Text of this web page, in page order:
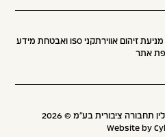
מניעת זיהום אווירתקני ISO ואבטחת מידע
אתר
תחבורה ציבורית בע״מ © 2026
Website by